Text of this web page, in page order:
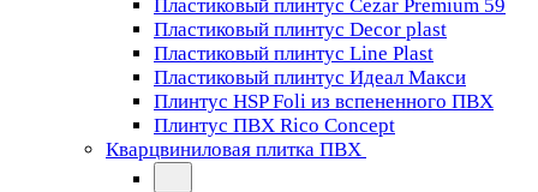
Пластиковый плинтус Cezar Premium 59
Пластиковый плинтус Decor plast
Пластиковый плинтус Line Plast
Пластиковый плинтус Идеал Макси
Плинтус HSP Foli из вспененного ПВХ
Плинтус ПВХ Rico Concept
Кварцвиниловая плитка ПВХ